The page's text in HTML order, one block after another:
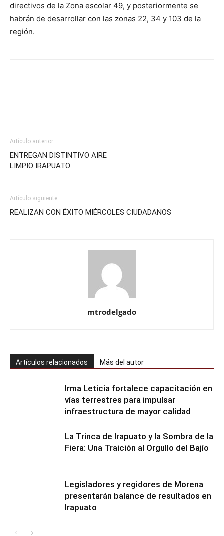
directivos de la Zona escolar 49, y posteriormente se
habrán de desarrollar con las zonas 22, 34 y 103 de la
región.
Artículo anterior
ENTREGAN DISTINTIVO AIRE
LIMPIO IRAPUATO
Artículo siguiente
REALIZAN CON ÉXITO MIÉRCOLES CIUDADANOS
mtrodelgado
Artículos relacionados Más del autor
Irma Leticia fortalece capacitación en
vías terrestres para impulsar
infraestructura de mayor calidad
​La Trinca de Irapuato y la Sombra de la
Fiera: Una Traición al Orgullo del Bajío
Legisladores y regidores de Morena
presentarán balance de resultados en
Irapuato